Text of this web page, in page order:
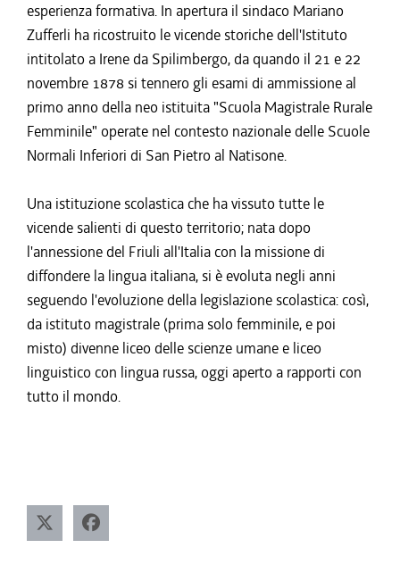
esperienza formativa. In apertura il sindaco Mariano
Zufferli ha ricostruito le vicende storiche dell'Istituto
intitolato a Irene da Spilimbergo, da quando il 21 e 22
novembre 1878 si tennero gli esami di ammissione al
primo anno della neo istituita "Scuola Magistrale Rurale
Femminile" operate nel contesto nazionale delle Scuole
Normali Inferiori di San Pietro al Natisone.
Una istituzione scolastica che ha vissuto tutte le
vicende salienti di questo territorio; nata dopo
l'annessione del Friuli all'Italia con la missione di
diffondere la lingua italiana, si è evoluta negli anni
seguendo l'evoluzione della legislazione scolastica: così,
da istituto magistrale (prima solo femminile, e poi
misto) divenne liceo delle scienze umane e liceo
linguistico con lingua russa, oggi aperto a rapporti con
tutto il mondo.